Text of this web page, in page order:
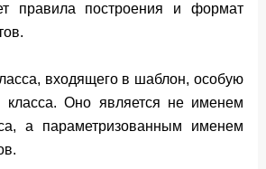
правила построения и формат
входящего в шаблон, особую
класса. Оно является не именем
а параметризованным именем